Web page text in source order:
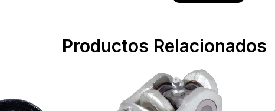
Productos Relacionados